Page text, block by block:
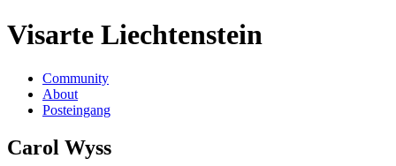
Visarte Liechtenstein
Community
About
Posteingang
Carol Wyss